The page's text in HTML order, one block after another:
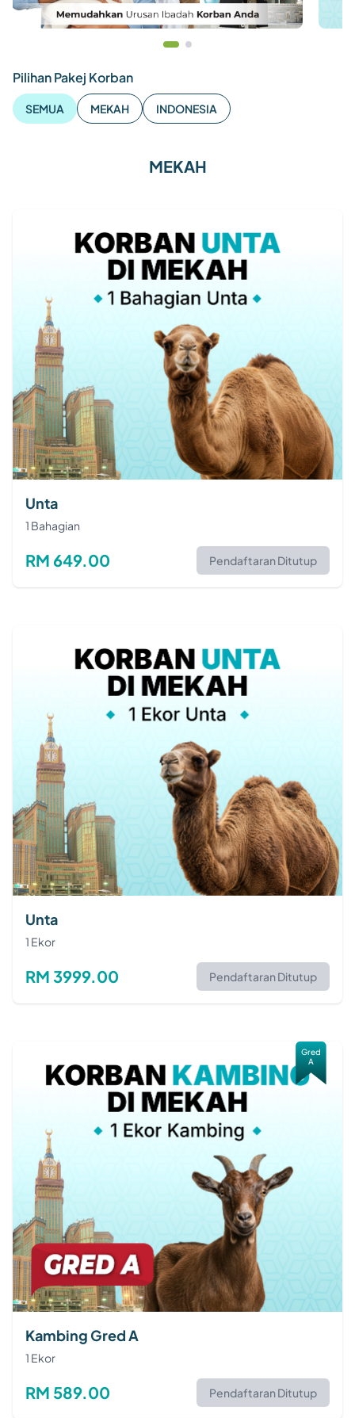
Pilihan Pakej Korban
SEMUA MEKAH INDONESIA
MEKAH
Unta
1 Bahagian
RM 649.00 Pendaftaran Ditutup
Unta
1 Ekor
RM 3999.00 Pendaftaran Ditutup
Gred
A
Kambing Gred A
1 Ekor
RM 589.00 Pendaftaran Ditutup